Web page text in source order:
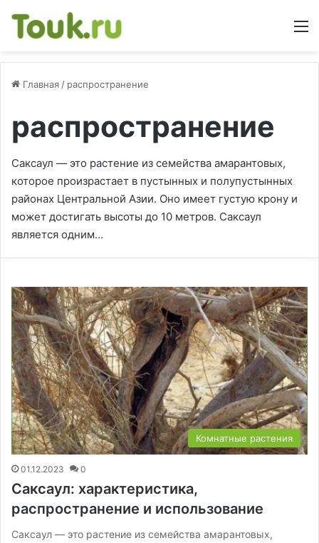
Главная / распространение
распространение
Саксаул — это растение из семейства амарантовых,
которое произрастает в пустынных и полупустынных
районах Центральной Азии. Оно имеет густую крону и
может достигать высоты до 10 метров. Саксаул
является одним…
Комнатные растения
01.12.2023 0
Саксаул: характеристика,
распространение и использование
Саксаул — это растение из семейства амарантовых,